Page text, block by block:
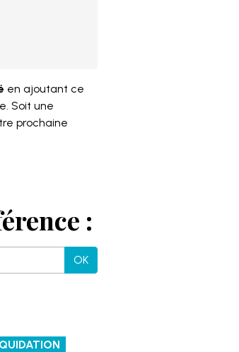
en ajoutant ce
Soit une
prochaine
:
OK